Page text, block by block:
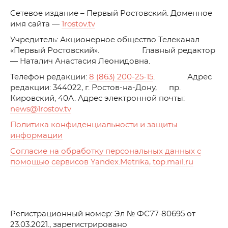
Cетевое издание – Первый Ростовский. Доменное
имя сайта — 1rostov.tv
Учредитель: Акционерное общество Телеканал
«Первый Ростовский». Главный редактор
— Наталич Анастасия Леонидовна.
Телефон редакции: 8 (863) 200-25-15 . Адрес
редакции: 344022, г. Ростов-на-Дону, пр.
Кировский, 40А. Адрес электронной почты:
news@1rostov.tv
Политика конфиденциальности и защиты
информации
Согласие на обработку персональных данных с
помощью сервисов Yandex.Metrika, top.mail.ru
Регистрационный номер: Эл № ФС77-80695 от
23.03.2021., зарегистрировано